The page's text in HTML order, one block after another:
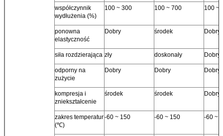
współczynnik
wydłużenia (%)
100 ~ 300 100 ~ 700 100 ~
ponowna
elastyczność
Dobry środek Dobry
siła rozdzierająca zły doskonały Dobry
odporny na
zużycie
Dobry Dobry Dobry
kompresja i
zniekształcenie
środek środek Dobry
zakres temperatur
(℃)
-60 ~ 150 -60 ~ 150 -60 ~